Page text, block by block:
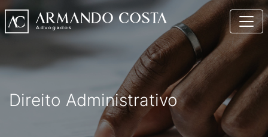
Direito Administrativo